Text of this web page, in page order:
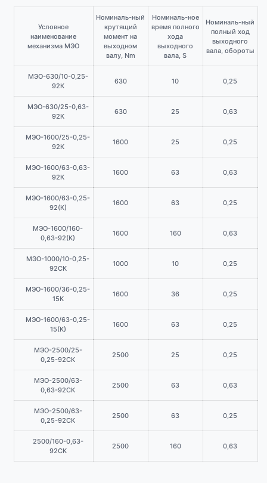
Условное
наименование
механизма МЭО
Номиналь-ный
крутящий
момент на
выходном
валу, Nm
Номиналь-ное
время полного
хода
выходного
вала, S
Номиналь-ный
полный ход
выходного
вала, обороты
МЭО-630/10-0,25-
92К
630 10 0,25
МЭО-630/25-0,63-
92К
630 25 0,63
МЭО-1600/25-0,25-
92К
1600 25 0,25
МЭО-1600/63-0,63-
92К
1600 63 0,63
МЭО-1600/63-0,25-
92(К)
1600 63 0,25
МЭО-1600/160-
0,63-92(К)
1600 160 0,63
МЭО-1000/10-0,25-
92СК
1000 10 0,25
МЭО-1600/36-0,25-
15К
1600 36 0,25
МЭО-1600/63-0,25-
15(К)
1600 63 0,25
МЭО-2500/25-
0,25-92СК
2500 25 0,25
МЭО-2500/63-
0,63-92СК
2500 63 0,63
МЭО-2500/63-
0,25-92СК
2500 63 0,25
2500/160-0,63-
92СК
2500 160 0,63